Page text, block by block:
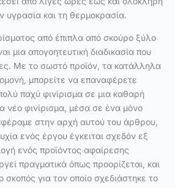
υγρασία και τη θερμοκρασία.
από έπιπλα από σκούρο ξύλο
μια απογοητευτική διαδικασία που
Με το σωστό προϊόν, τα κατάλληλα
μπορείτε να επαναφέρετε
παχύ φινίρισμα σε μια καθαρή
νέο φινίρισμα, μέσα σε ένα μόνο
στην αρχή αυτού του άρθρου,
ενός έργου έγκειται σχεδόν εξ
ενός προϊόντος αφαίρεσης
πραγματικά όπως προορίζεται, και
σκοπός για τον οποίο σχεδιάστηκε το